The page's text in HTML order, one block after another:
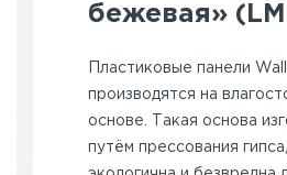
бежевая»
Пластиковые панели
производятся на
основе. Такая основа
путём прессования